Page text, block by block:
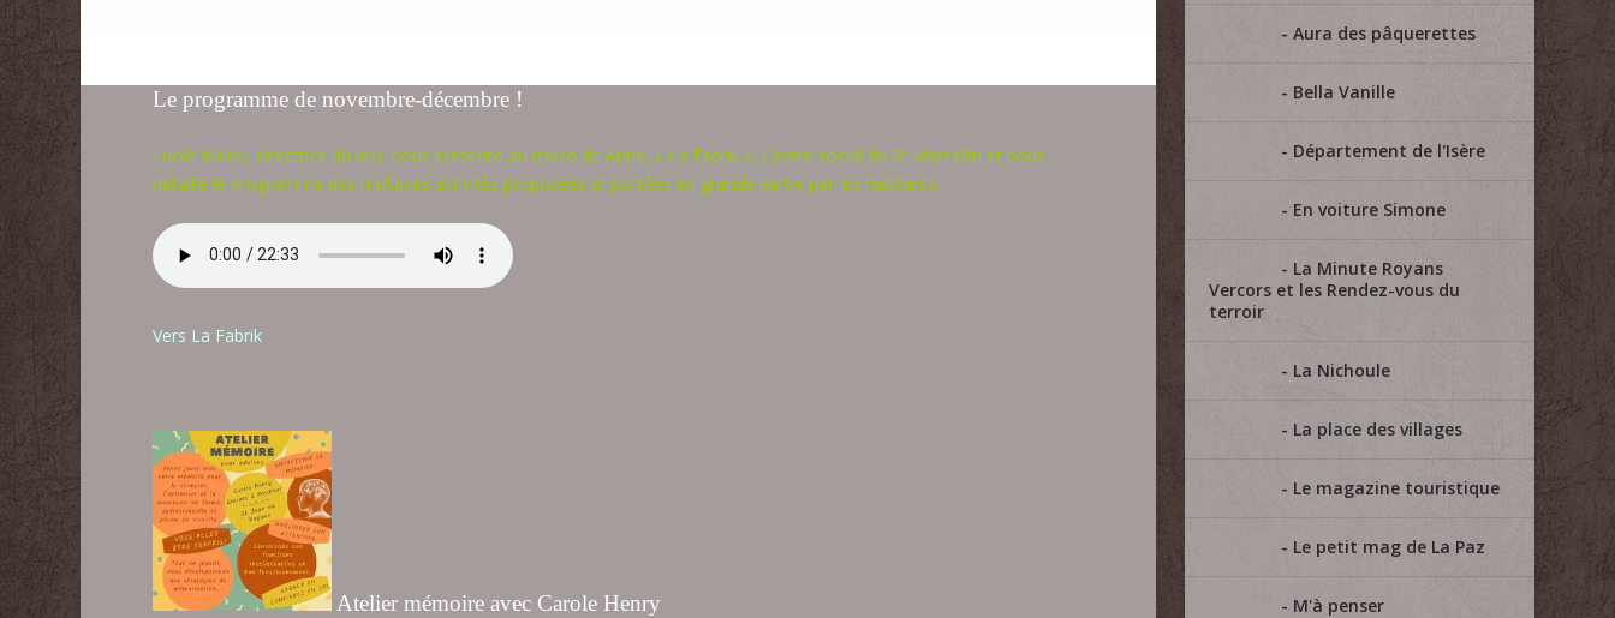
Le programme de novembre-décembre !
Lucile Mutel, directrice du lieu, nous présente au micro de Anne, « La Fabrik », Centre social de St Marcellin et nous
détaille le programme des multiples activités proposées et portées en grande partie par les habitants.
Vers La Fabrik
Atelier mémoire avec Carole Henry
Aura des pâquerettes
Bella Vanille
Département de l'Isère
En voiture Simone
La Minute Royans
Vercors et les Rendez-vous du
terroir
La Nichoule
La place des villages
Le magazine touristique
Le petit mag de La Paz
M'à penser